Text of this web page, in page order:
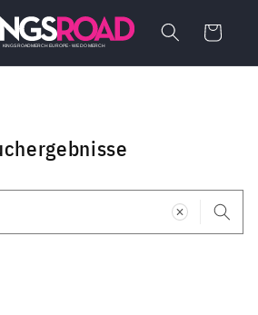
Warenkorb